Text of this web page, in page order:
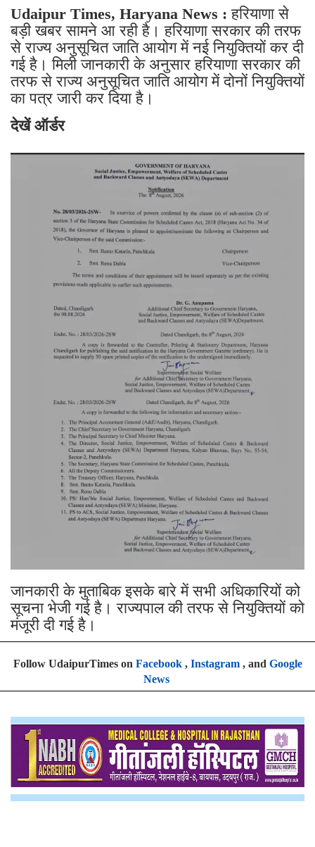
Udaipur Times, Haryana News :हरियाणा से
बड़ी खबर सामने आ रही है। हरियाणा सरकार की तरफ
से राज्य अनुसूचित जाति आयोग में नई नियुक्तियों कर दी
गई है। मिली जानकारी के अनुसार हरियाणा सरकार की
तरफ से राज्य अनुसूचित जाति आयोग में दोनों नियुक्तियों
का पत्र जारी कर दिया है।
देखें ऑर्डर
जानकारी के मुताबिक इसके बारे में सभी अधिकारियों को
सूचना भेजी गई है। राज्यपाल की तरफ से नियुक्तियों को
मंजूरी दी गई है।
Follow UdaipurTimes on Facebook, Instagram, and Google
News